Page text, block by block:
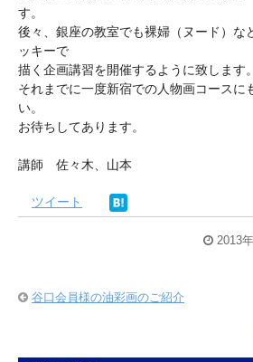
す。
後々、銀座の教室でも裸婦（ヌード）な
ッキーで
描く企画講習を開催するように致します。
それまでに一度新宿での人物画コースに
い。
お待ちしてあります。
講師 佐々木、山本
ツイート
2013
谷口会員様の油彩画のご紹介